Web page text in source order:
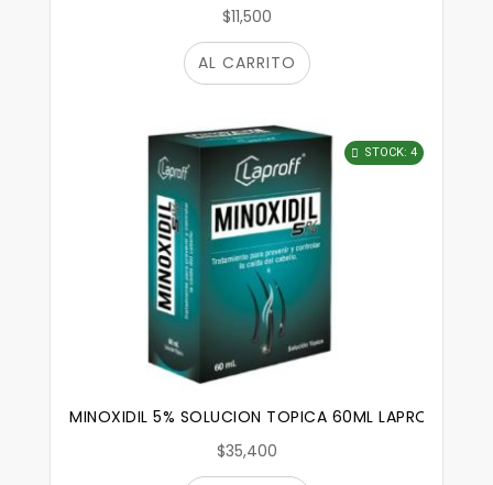
$11,500
AL CARRITO
MINOXIDIL 5% SOLUCION TOPICA 60ML LAPROFF
$35,400
STOCK: 4